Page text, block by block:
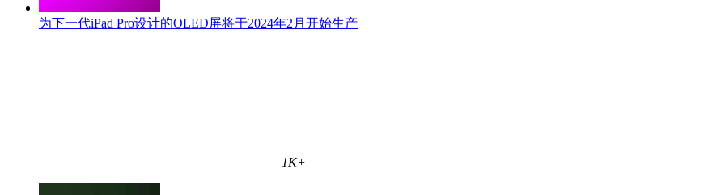
为下一代iPad Pro设计的OLED屏将于2024年2月开始生产
1K+